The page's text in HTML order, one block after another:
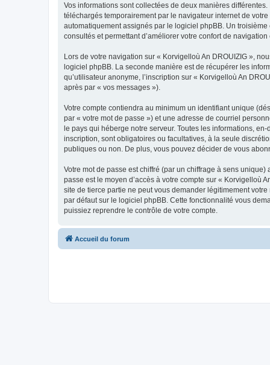
Vos informations sont collectées de deux manières
téléchargés temporairement par le navigateur internet de
automatiquement assignés par le logiciel phpBB. Un
consultés et permettant d’améliorer votre confort de navigation
Lors de votre navigation sur « Korvigelloù An DROUIZIG »,
logiciel phpBB. La seconde manière est de récupérer les
qu’utilisateur anonyme, l’inscription sur « Korvigelloù An
après par « vos messages »).
Votre compte contiendra au minimum un identifiant unique
par « votre mot de passe ») et une adresse de courriel
le pays qui héberge notre serveur. Toutes les informations,
inscription, sont obligatoires ou facultatives, à la seule
publiques ou non. De plus, vous pouvez décider de vous
Votre mot de passe est chiffré (par un chiffrage à sens
passe est le moyen d’accès à votre compte sur « Korvigelloù
site de tierce partie ne peut vous demander légitimement
par défaut sur le logiciel phpBB. Cette fonctionnalité vous
puissiez reprendre le contrôle de votre compte.
Accueil du forum